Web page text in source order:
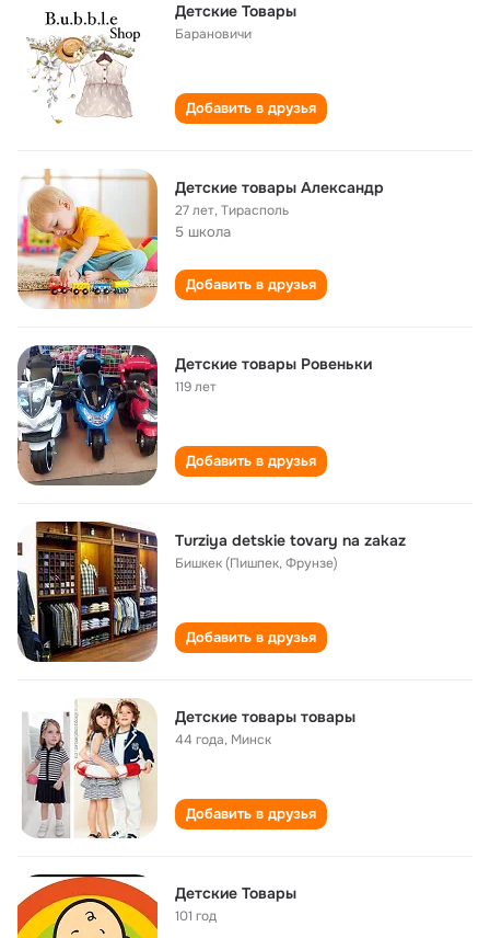
Детские Товары
Барановичи
Добавить в друзья
Детские товары Александр
27 лет,Тирасполь
5 школа
Добавить в друзья
Детские товары Ровеньки
119 лет
Добавить в друзья
Turziya detskie tovary na zakaz
Бишкек (Пишпек, Фрунзе)
Добавить в друзья
Детские товары товары
44 года, Минск
Добавить в друзья
Детские Товары
101 год